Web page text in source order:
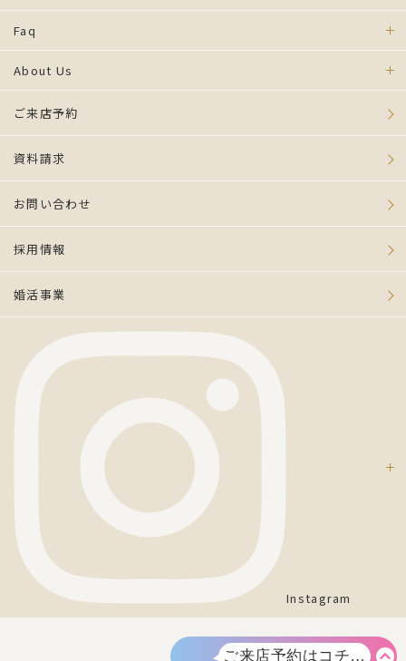
Faq
About Us
ご来店予約
資料請求
お問い合わせ
採用情報
婚活事業
Instagram